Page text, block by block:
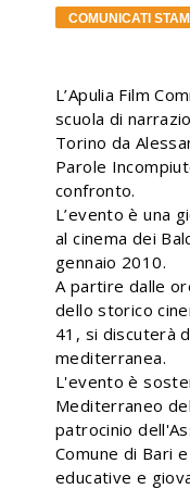
COMUNICATI
L’Apulia Film
scuola di
Torino da
Parole
confronto.
L’evento è una
al cinema dei
gennaio 2010.
A partire dalle
dello storico
41, si discuterà
mediterranea.
L'evento è
Mediterraneo
patrocinio
Comune di Bari
educative e